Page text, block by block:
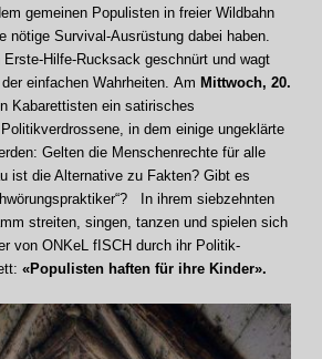
gemeinen Populisten in freier Wildbahn
nötige Survival-Ausrüstung dabei haben.
Erste-Hilfe-Rucksack geschnürt und wagt
einfachen Wahrheiten. Am Mittwoch, 20.
Kabarettisten ein satirisches
in dem einige ungeklärte
Gelten die Menschenrechte für alle
ist die Alternative zu Fakten? Gibt es
In ihrem siebzehnten
streiten, singen, tanzen und spielen sich
von ONKeL fISCH durch ihr Politik-
«Populisten haften für ihre Kinder».